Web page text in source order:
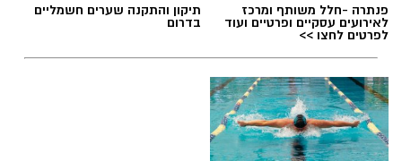
פנתרה -חלל משותף ומרכז
לאירועים עסקיים ופרטיים ועוד
לפרטים לחצו >>
תיקון והתקנה שערים חשמליים
בדרום